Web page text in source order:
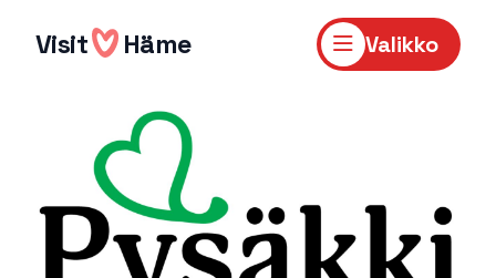
sisältöön
Visit Häme Valikko